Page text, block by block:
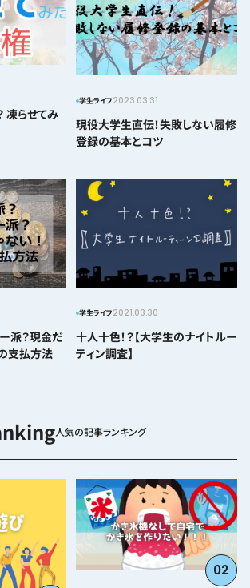
凍らせてみ
学生ライフ2023.03.31
現役大学生直伝！失敗しない履修
登録の基本とコツ
派？現金だ
支払方法
学生ライフ2021.03.30
十人十色！？【大学生のナイトルー
ティン調査】
人気の記事ランキング
02